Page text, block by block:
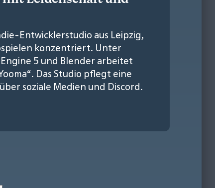
Entwicklerstudio aus Leipzig,
konzentriert. Unter
5 und Blender arbeitet
Das Studio pflegt eine
soziale Medien und Discord.